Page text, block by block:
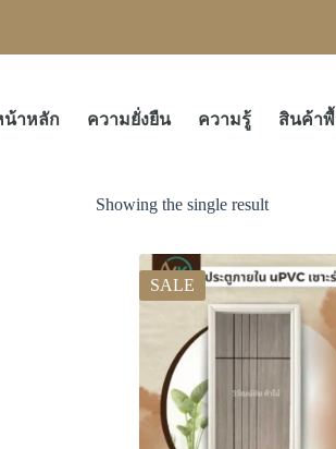
น้าหลัก ความยั่งยืน ความรู้ สินค้า
Showing the single result
SALE